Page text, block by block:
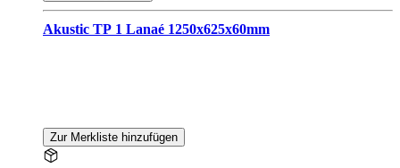
Akustic TP 1 Lanaé 1250x625x60mm
Zur Merkliste hinzufügen